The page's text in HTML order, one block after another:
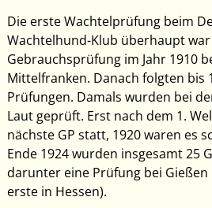
Die erste Wachtelprüfung beim
Wachtelhund-Klub überhaupt
Gebrauchsprüfung im Jahr 1910
Mittelfranken. Danach folgten bis
Prüfungen. Damals wurden bei
Laut geprüft. Erst nach dem 1.
nächste GP statt, 1920 waren es
Ende 1924 wurden insgesamt 25
darunter eine Prüfung bei Gießen
erste in Hessen).